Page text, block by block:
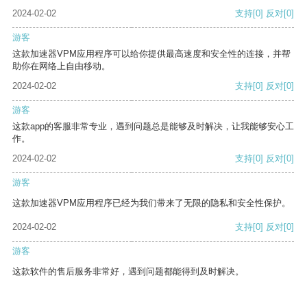
2024-02-02
支持[0] 反对[0]
游客
这款加速器VPM应用程序可以给你提供最高速度和安全性的连接，并帮
助你在网络上自由移动。
2024-02-02
支持[0] 反对[0]
游客
这款app的客服非常专业，遇到问题总是能够及时解决，让我能够安心工
作。
2024-02-02
支持[0] 反对[0]
游客
这款加速器VPM应用程序已经为我们带来了无限的隐私和安全性保护。
2024-02-02 支持[0] 反对[0]
游客
这款软件的售后服务非常好，遇到问题都能得到及时解决。